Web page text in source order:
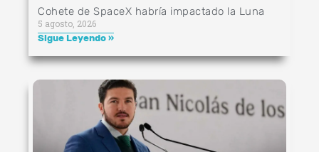
Cohete de SpaceX habría impactado la Luna
5 agosto, 2026
Sigue Leyendo »